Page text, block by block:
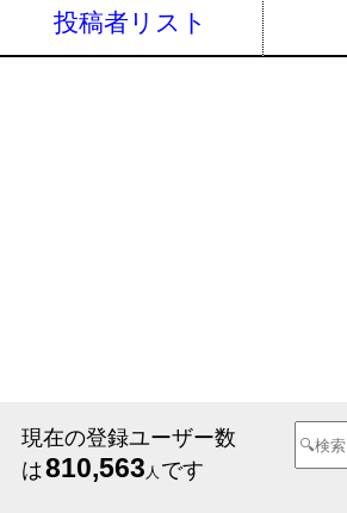
投稿者リスト
現在の登録ユーザー数
は810,563 人 です